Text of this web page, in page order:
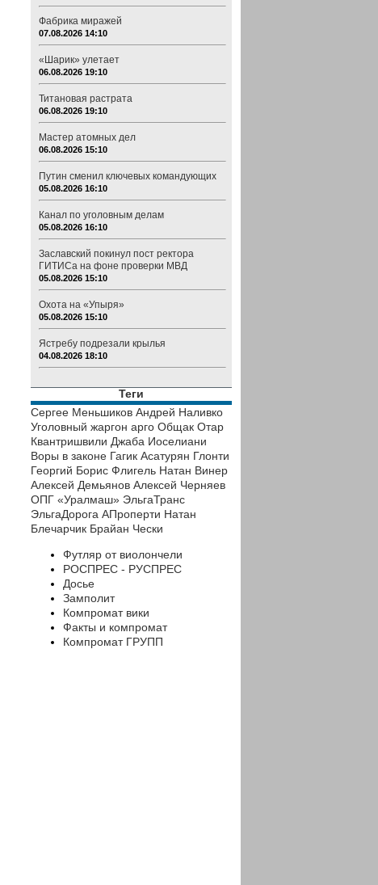
Фабрика миражей
07.08.2026 14:10
«Шарик» улетает
06.08.2026 19:10
Титановая растрата
06.08.2026 19:10
Мастер атомных дел
06.08.2026 15:10
Путин сменил ключевых командующих
05.08.2026 16:10
Канал по уголовным делам
05.08.2026 16:10
Заславский покинул пост ректора
ГИТИСа на фоне проверки МВД
05.08.2026 15:10
Охота на «Упыря»
05.08.2026 15:10
Ястребу подрезали крылья
04.08.2026 18:10
Теги
Сергее Меньшиков Андрей Наливко
Уголовный жаргон арго Общак Отар
Квантришвили Джаба Иоселиани
Воры в законе Гагик Асатурян Глонти
Георгий Борис Флигель Натан Винер
Алексей Демьянов Алексей Черняев
ОПГ «Уралмаш» ЭльгаТранс
ЭльгаДорога АПроперти Натан
Блечарчик Брайан Чески
Футляр от виолончели
РОСПРЕС - РУСПРЕС
Досье
Замполит
Компромат вики
Факты и компромат
Компромат ГРУПП